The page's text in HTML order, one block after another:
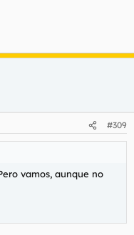
#309
vamos, aunque no